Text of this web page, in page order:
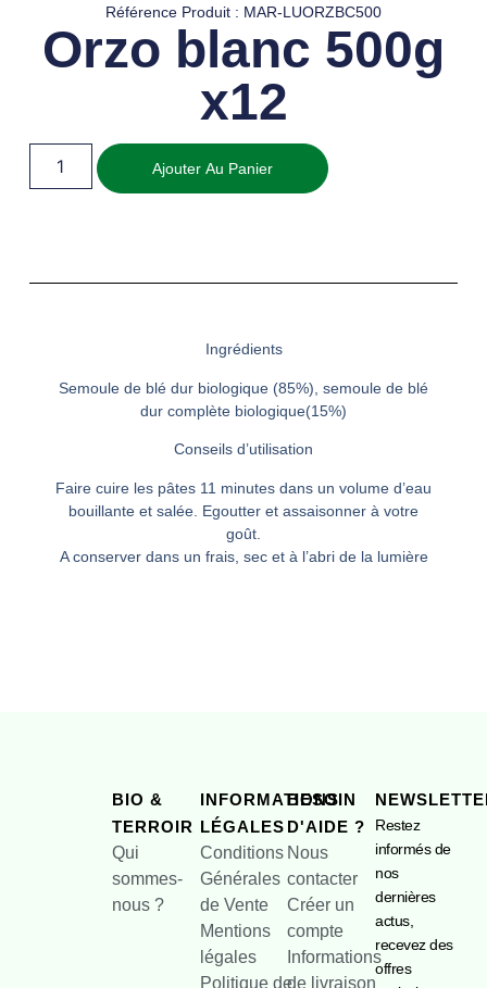
Référence Produit : MAR-LUORZBC500
Orzo blanc 500g
x12
Ajouter Au Panier
Ingrédients
Semoule de blé dur biologique (85%), semoule de blé
dur complète biologique(15%)
Conseils d’utilisation
Faire cuire les pâtes 11 minutes dans un volume d’eau
bouillante et salée. Egoutter et assaisonner à votre
goût.
A conserver dans un frais, sec et à l’abri de la lumière
BIO &
TERROIR
Qui
sommes-
nous ?
INFORMATIONS
LÉGALES
Conditions
Générales
de Vente
Mentions
légales
Politique de
BESOIN
D'AIDE ?
Nous
contacter
Créer un
compte
Informations
de livraison
Restez
informés de
nos
dernières
actus,
recevez des
offres